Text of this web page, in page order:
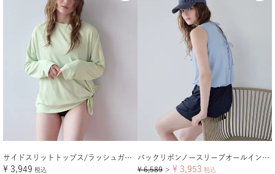
サイドスリットトップス/ラッシュガード【メール便可／100】
¥ 3,949 税込
バックリボンノースリーブオールインワン/水着
¥ 6,589 ＞ ¥ 3,953 税込